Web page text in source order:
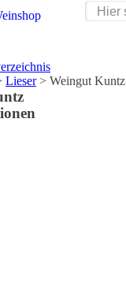
Lieser> Weingut Kuntz